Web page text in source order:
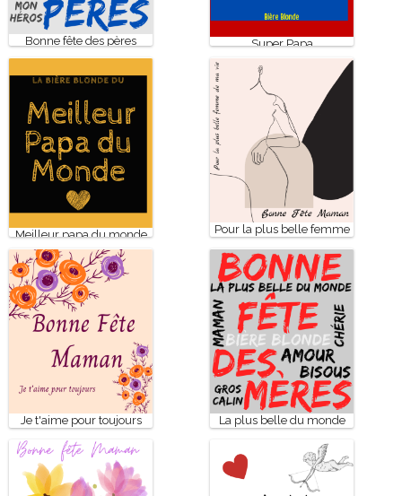
Bonne fête des pères Super Papa
Meilleur papa du monde
Pour la plus belle femme
de ma vie
Je t'aime pour toujours La plus belle du monde